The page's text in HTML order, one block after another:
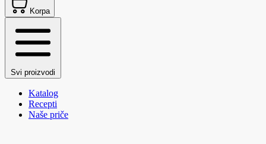
Korpa
Svi proizvodi
Katalog
Recepti
Naše priče